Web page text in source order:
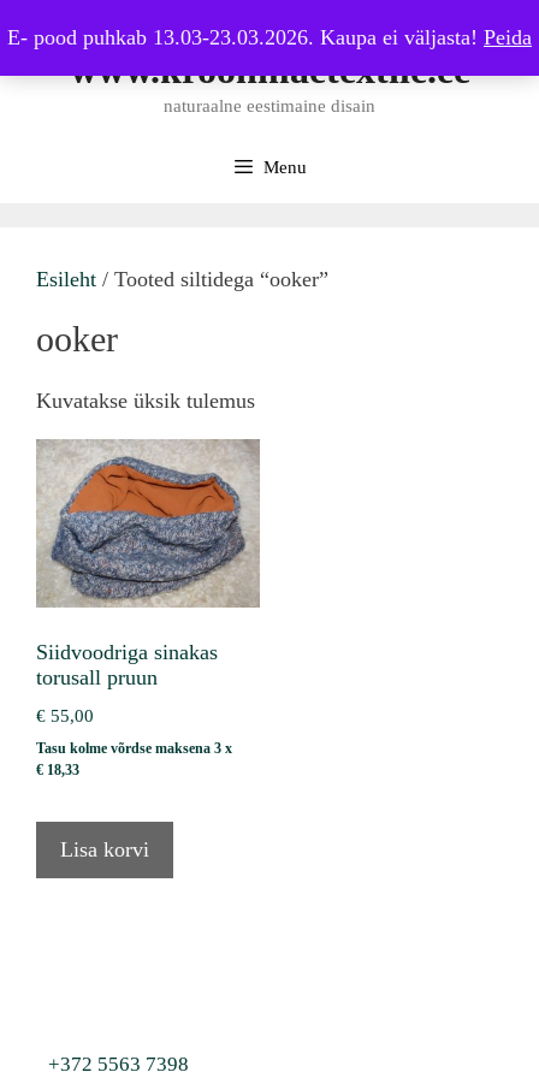
E- pood puhkab 13.03-23.03.2026. Kaupa ei väljasta! Peida
to
content www.kroonmaetextile.ee
naturaalne eestimaine disain
Menu
Esileht / Tooted siltidega “ooker”
ooker
Kuvatakse üksik tulemus
Siidvoodriga sinakas
torusall pruun
€ 55,00
Tasu kolme võrdse maksena 3 x
€ 18,33
Lisa korvi
+372 5563 7398